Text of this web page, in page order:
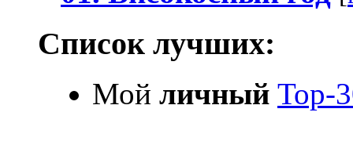
Список лучших:
Мой личный Top-